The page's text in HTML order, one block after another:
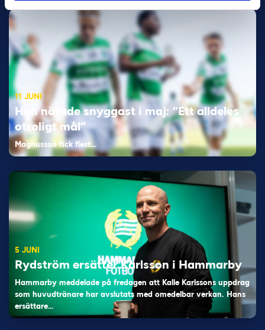
11 JUNI
Han nätade snyggast i maj: “Ett alldeles
otroligt mål”
Magnusson fick flest…
5 JUNI
Rydström ersätter Karlsson i Hammarby
Hammarby meddelade på fredagen att Kalle Karlssons uppdrag
som huvudtränare har avslutats med omedelbar verkan. Hans
ersättare…